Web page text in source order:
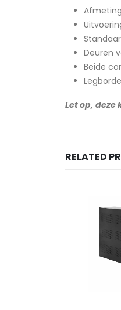
Deuren
Beide
Let op, deze
RELATED